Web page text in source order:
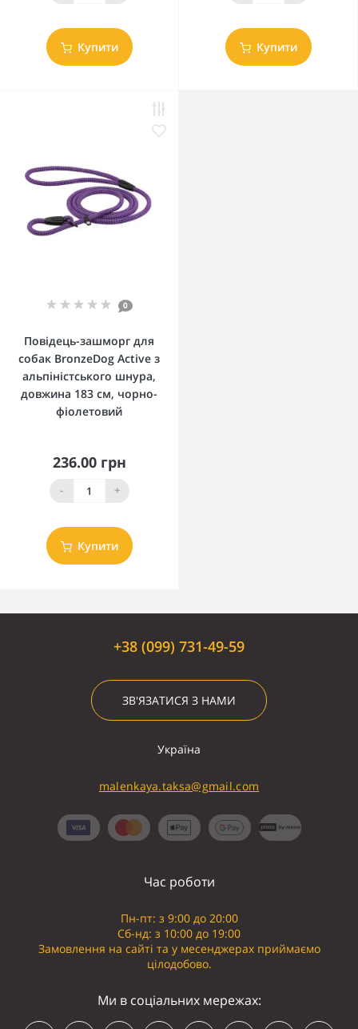
Купити Купити
0
Повідець-зашморг для
собак BronzeDog Active з
альпіністського шнура,
довжина 183 см, чорно-
фіолетовий
236.00 грн
- +
Купити
+38 (099) 731-49-59
ЗВ'ЯЗАТИСЯ З НАМИ
Україна
malenkaya.taksa@gmail.com
Час роботи
Пн-пт: з 9:00 до 20:00
Сб-нд: з 10:00 до 19:00
Замовлення на сайті та у месенджерах приймаємо
цілодобово.
Ми в соціальних мережах: